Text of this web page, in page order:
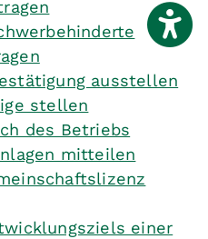
ausstellen
stellen
des Betriebs
mitteilen
einer